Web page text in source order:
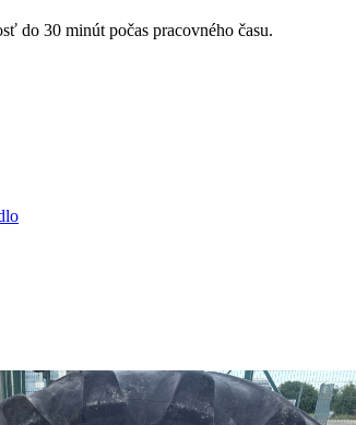
do 30 minút počas pracovného času.